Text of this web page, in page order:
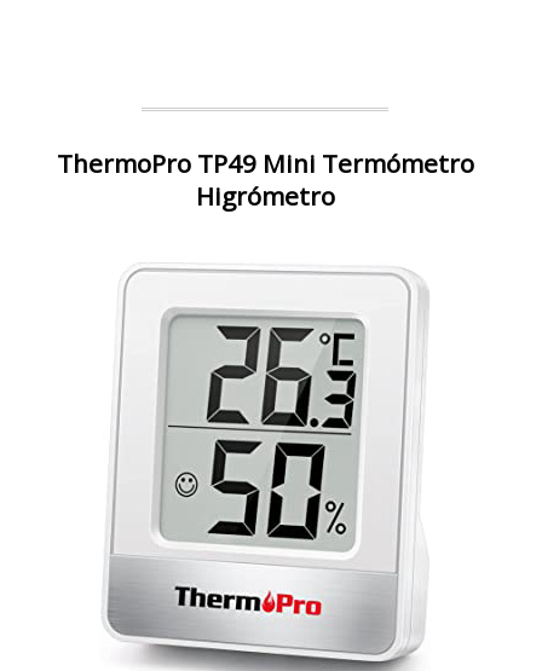
ThermoPro TP49 Mini Termómetro
Higrómetro